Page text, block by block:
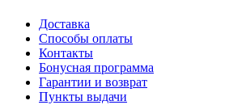
Доставка
Способы оплаты
Контакты
Бонусная программа
Гарантии и возврат
Пункты выдачи